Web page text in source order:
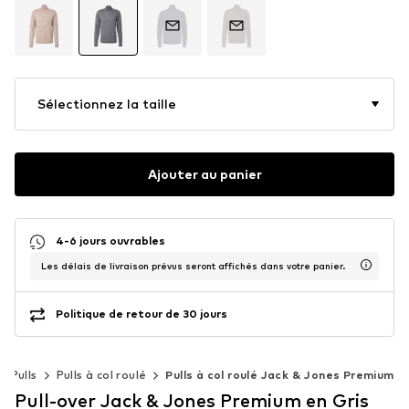
Sélectionnez la taille
Ajouter au panier
4-6 jours ouvrables
Les délais de livraison prévus seront affichés dans votre panier.
Politique de retour de 30 jours
Pulls Pulls à col roulé Pulls à col roulé Jack & Jones Premium
Pull-over Jack & Jones Premium en Gris